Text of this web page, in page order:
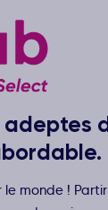
adeptes
le monde !